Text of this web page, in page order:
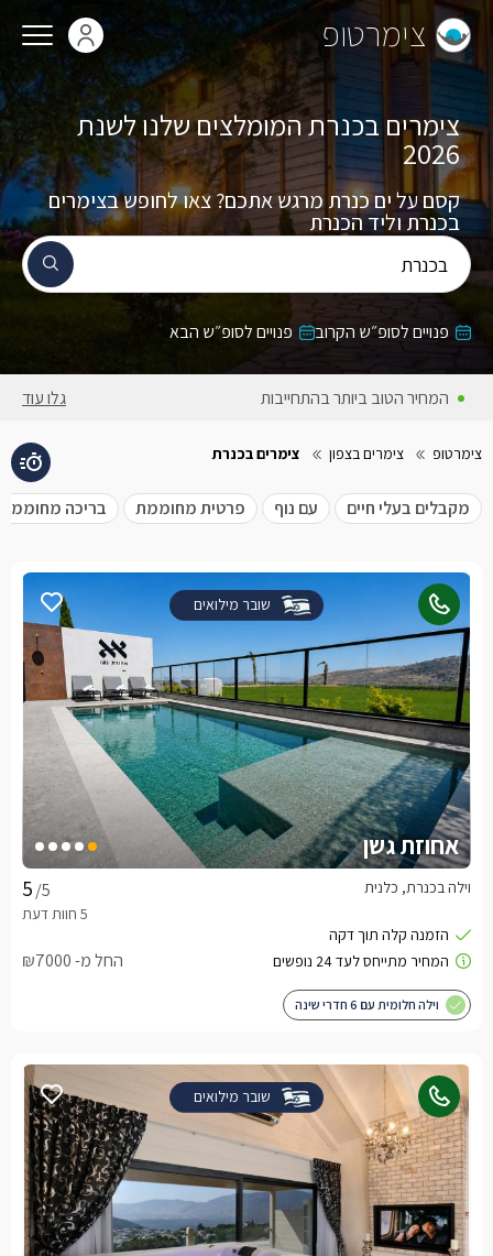
צימרטופ
בכנרת
צימרים בכנרת המומלצים שלנו לשנת
2026
קסם על ים כנרת מרגש אתכם? צאו לחופש בצימרים
בכנרת וליד הכנרת
פנויים לסופ״ש הקרוב פנויים לסופ״ש הבא
המחירים באתר כוללים מע״מ גלו עוד
צימרטופ צימרים בצפון צימרים בכנרת
מקבלים בעלי חיים עם נוף פרטית מחוממת בריכה מחוממת
שובר מילואים
אחוזת גשן
/5 וילה בכנרת, כלנית
החל מ- ₪7000
וילה חלומית עם 6 חדרי שינה
שובר מילואים